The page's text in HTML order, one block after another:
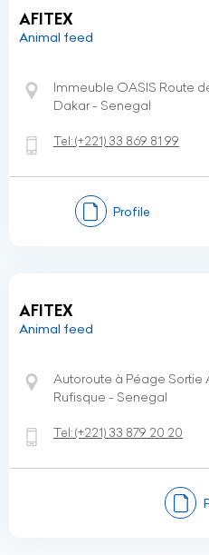
AFITEX
Animal feed
Immeuble OASIS Route
Dakar - Senegal
Tel:(+221) 33 869 81 99
Profile
AFITEX
Animal feed
Autoroute à Péage Sortie
Rufisque - Senegal
Tel:(+221) 33 879 20 20